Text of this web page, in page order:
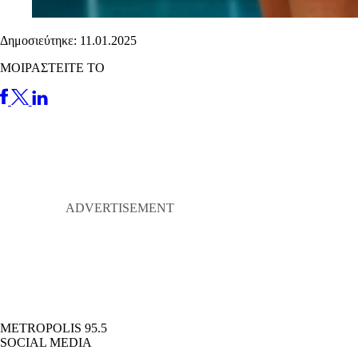
Δημοσιεύτηκε: 11.01.2025
ΜΟΙΡΑΣΤΕΙΤΕ ΤΟ
METROPOLIS 95.5
SOCIAL MEDIA